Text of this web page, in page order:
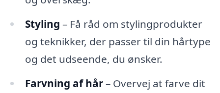
Styling – Få råd om stylingprodukter
og teknikker, der passer til din hårtype
og det udseende, du ønsker.
Farvning af hår– Overvej at farve dit